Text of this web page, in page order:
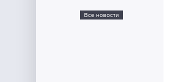
Все новости